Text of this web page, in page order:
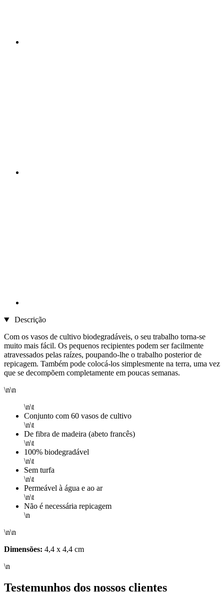
Descrição
Com os vasos de cultivo biodegradáveis, o seu trabalho torna-se
muito mais fácil. Os pequenos recipientes podem ser facilmente
atravessados pelas raízes, poupando-lhe o trabalho posterior de
repicagem. Também pode colocá-los simplesmente na terra, uma vez
que se decompõem completamente em poucas semanas.
\n\n
\n\t
Conjunto com 60 vasos de cultivo
\n\t
De fibra de madeira (abeto francês)
\n\t
100% biodegradável
\n\t
Sem turfa
\n\t
Permeável à água e ao ar
\n\t
Não é necessária repicagem
\n
\n\n
Dimensões: 4,4 x 4,4 cm
\n
Testemunhos dos nossos clientes